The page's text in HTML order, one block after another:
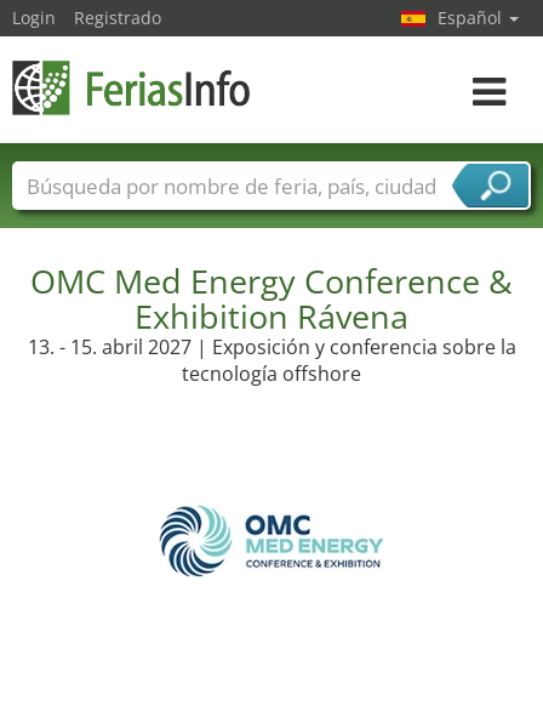
OMC Med Energy Conference &
Exhibition Rávena
13. - 15. abril 2027 | Exposición y conferencia sobre la
tecnología offshore
Login Registrado Español
toggle
Nombres de ferias Países
Ciudades
Sectores de proveedor de servicios